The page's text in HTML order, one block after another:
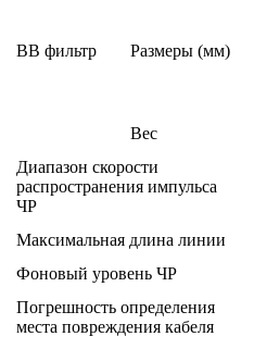
ВВ фильтр Размеры (мм)
Вес
Диапазон скорости
распространения импульса
ЧР
Максимальная длина линии
Фоновый уровень ЧР
Погрешность определения
места повреждения кабеля